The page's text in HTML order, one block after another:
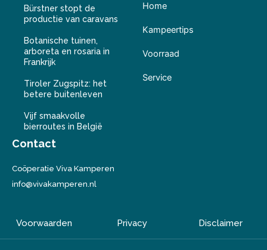
Bürstner stopt de
productie van caravans
Botanische tuinen,
arboreta en rosaria in
Frankrijk
Tiroler Zugspitz: het
betere buitenleven
Vijf smaakvolle
bierroutes in België
Home
Kampeertips
Voorraad
Service
Contact
Coöperatie Viva Kamperen
info@vivakamperen.nl
Voorwaarden Privacy Disclaimer